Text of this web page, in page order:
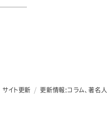
サイト更新